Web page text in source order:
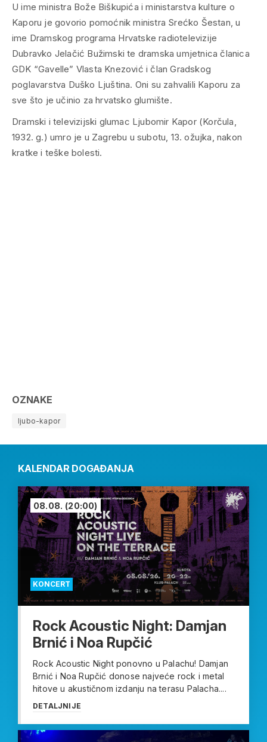
U ime ministra Bože Biškupića i ministarstva kulture o
Kaporu je govorio pomoćnik ministra Srećko Šestan, u
ime Dramskog programa Hrvatske radiotelevizije
Dubravko Jelačić Bužimski te dramska umjetnica članica
GDK “Gavelle” Vlasta Knezović i član Gradskog
poglavarstva Duško Ljuština. Oni su zahvalili Kaporu za
sve što je učinio za hrvatsko glumište.
Dramski i televizijski glumac Ljubomir Kapor (Korčula,
1932. g.) umro je u Zagrebu u subotu, 13. ožujka, nakon
kratke i teške bolesti.
OZNAKE
ljubo-kapor
KALENDAR DOGAĐANJA
KONCERT
08.08. (20:00)
Rock Acoustic Night: Damjan
Brnić i Noa Rupčić
Rock Acoustic Night ponovno u Palachu! Damjan
Brnić i Noa Rupčić donose najveće rock i metal
hitove u akustičnom izdanju na terasu Palacha....
DETALJNIJE